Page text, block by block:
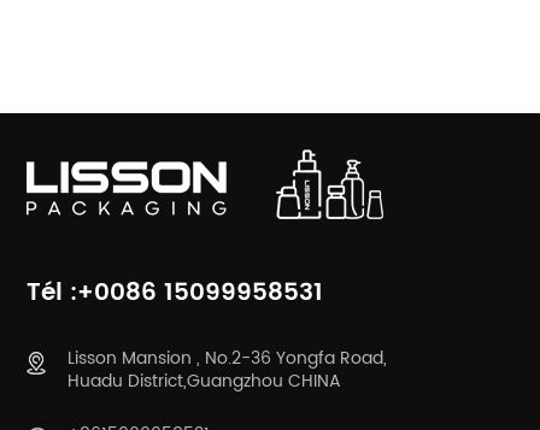
Tél :+0086 15099958531
Lisson Mansion , No.2-36 Yongfa Road,
Huadu District,Guangzhou CHINA